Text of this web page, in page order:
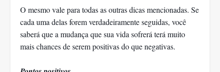
O mesmo vale para todas as outras dicas mencionadas. Se
cada uma delas forem verdadeiramente seguidas, você
saberá que a mudança que sua vida sofrerá terá muito
mais chances de serem positivas do que negativas.